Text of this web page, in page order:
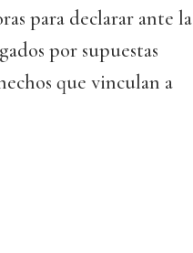
para declarar ante la
por supuestas
que vinculan a